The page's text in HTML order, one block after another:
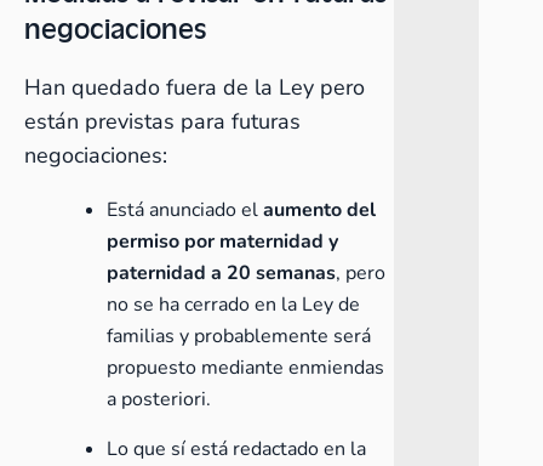
negociaciones
Han quedado fuera de la Ley pero
están previstas para futuras
negociaciones:
Está anunciado elaumento del
permiso por maternidad y
paternidad a 20 semanas, pero
no se ha cerrado en la Ley de
familias y probablemente será
propuesto mediante enmiendas
a posteriori.
Lo que sí está redactado en la